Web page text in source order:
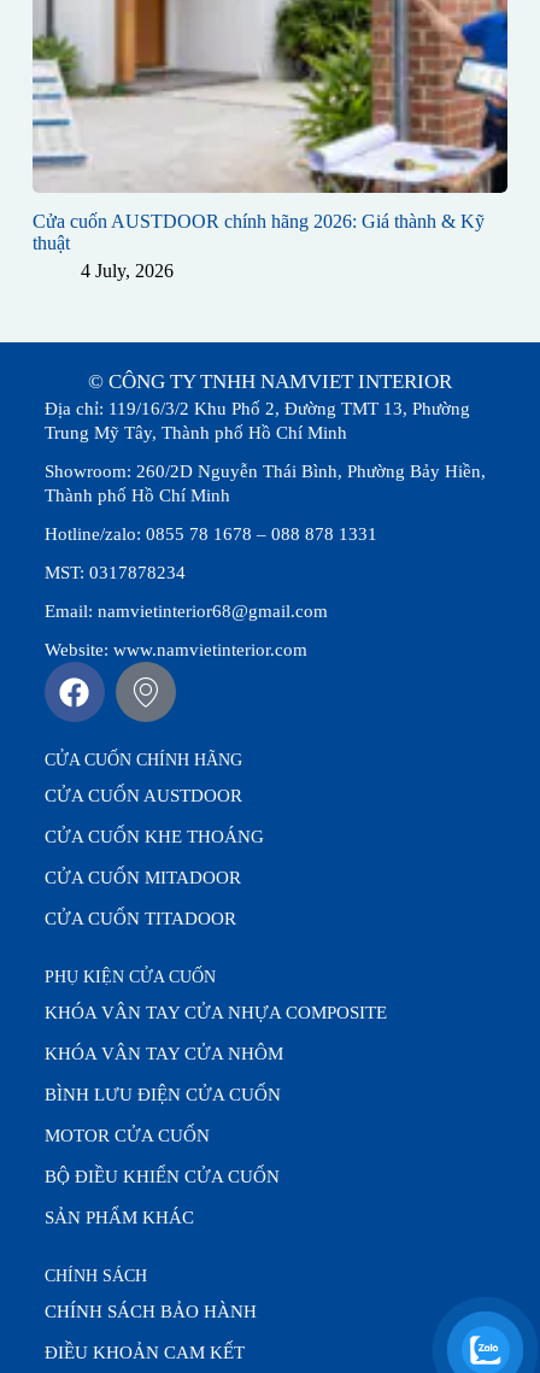
Cửa cuốn AUSTDOOR chính hãng 2026: Giá thành & Kỹ
thuật
4 July, 2026
© CÔNG TY TNHH NAMVIET INTERIOR
Địa chỉ: 119/16/3/2 Khu Phố 2, Đường TMT 13, Phường
Trung Mỹ Tây, Thành phố Hồ Chí Minh
Showroom: 260/2D Nguyễn Thái Bình, Phường Bảy Hiền,
Thành phố Hồ Chí Minh
Hotline/zalo: 0855 78 1678 – 088 878 1331
MST: 0317878234
Email: namvietinterior68@gmail.com
Website: www.namvietinterior.com
CỬA CUỐN CHÍNH HÃNG
CỬA CUỐN AUSTDOOR
CỬA CUỐN KHE THOÁNG
CỬA CUỐN MITADOOR
CỬA CUỐN TITADOOR
PHỤ KIỆN CỬA CUỐN
KHÓA VÂN TAY CỬA NHỰA COMPOSITE
KHÓA VÂN TAY CỬA NHÔM
BÌNH LƯU ĐIỆN CỬA CUỐN
MOTOR CỬA CUỐN
BỘ ĐIỀU KHIỂN CỬA CUỐN
SẢN PHẨM KHÁC
CHÍNH SÁCH
CHÍNH SÁCH BẢO HÀNH
ĐIỀU KHOẢN CAM KẾT